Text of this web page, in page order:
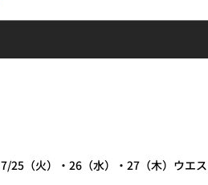
7/25（火）・26（水）・27（木）ウエ